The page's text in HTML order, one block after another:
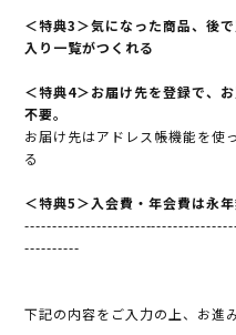
＜特典3＞気になった商品、後
入り一覧がつくれる
＜特典4＞お届け先を登録で、
不要。
お届け先はアドレス帳機能を使
る
＜特典5＞入会費・年会費は永
----------
下記の内容をご入力の上、お進